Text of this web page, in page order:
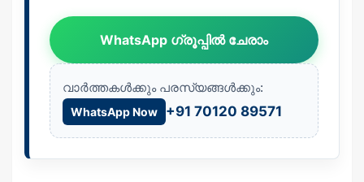
WhatsApp ഗ്രൂപ്പിൽ ചേരാം
വാർത്തകൾക്കും പരസ്യങ്ങൾക്കും:
WhatsApp Now +91 70120 89571